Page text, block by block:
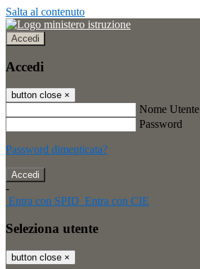
Salta al contenuto
Accedi
Accedi
button close ×
Nome Utente
Password
Password dimenticata?
-
Entra con SPID Entra con CIE
Seleziona utente
button close ×